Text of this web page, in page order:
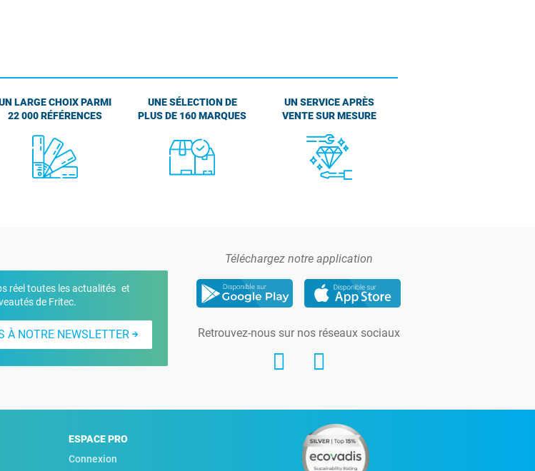
LARGE CHOIX PARMI
22 000 RÉFÉRENCES
UNE SÉLECTION DE
PLUS DE 160 MARQUES
UN SERVICE APRÈS
VENTE SUR MESURE
réel toutes les actualités et
de Fritec.
À NOTRE NEWSLETTER
Téléchargez notre application
Retrouvez-nous sur nos réseaux sociaux
ESPACE PRO
Connexion